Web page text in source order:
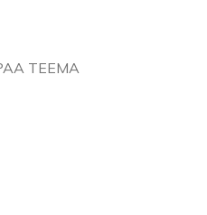
TEEMA